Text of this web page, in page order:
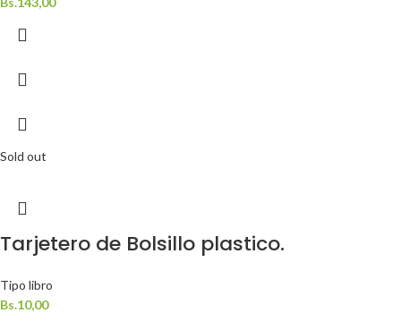
Sold out
Tarjetero de Bolsillo plastico.
Tipo libro
Bs.10,00